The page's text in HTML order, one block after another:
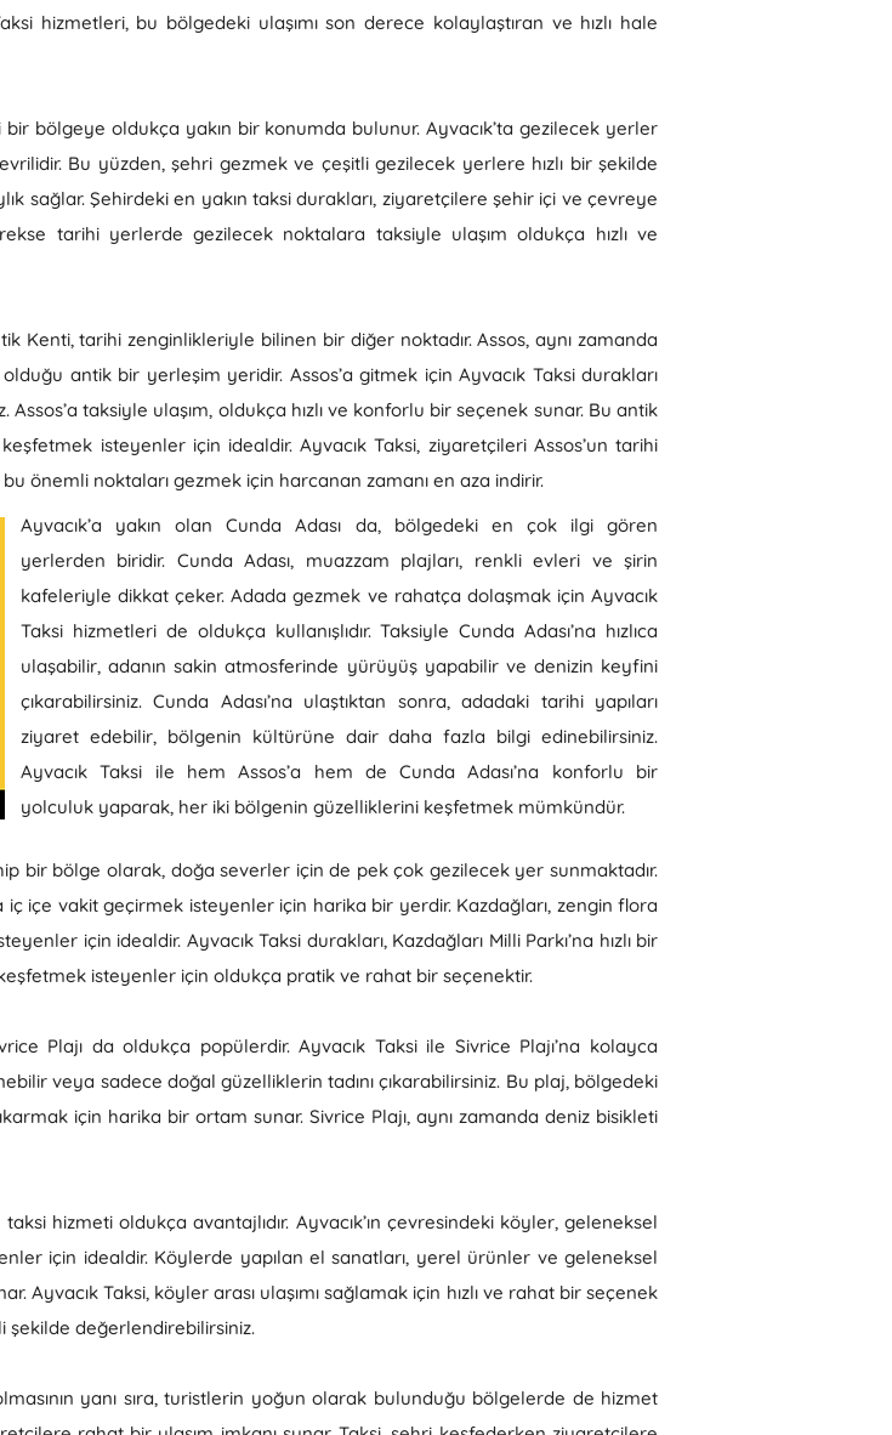
hizmetleri, bu bölgedeki ulaşımı son derece kolaylaştıran ve hızlı hale
bölgeye oldukça yakın bir konumda bulunur. Ayvacık’ta gezilecek yerler
Bu yüzden, şehri gezmek ve çeşitli gezilecek yerlere hızlı bir şekilde
sağlar. Şehirdeki en yakın taksi durakları, ziyaretçilere şehir içi ve çevreye
tarihi yerlerde gezilecek noktalara taksiyle ulaşım oldukça hızlı ve
Kenti, tarihi zenginlikleriyle bilinen bir diğer noktadır. Assos, aynı zamanda
antik bir yerleşim yeridir. Assos’a gitmek için Ayvacık Taksi durakları
taksiyle ulaşım, oldukça hızlı ve konforlu bir seçenek sunar. Bu antik
isteyenler için idealdir. Ayvacık Taksi, ziyaretçileri Assos’un tarihi
önemli noktaları gezmek için harcanan zamanı en aza indirir.
Ayvacık’a yakın olan Cunda Adası da, bölgedeki en çok ilgi gören
yerlerden biridir. Cunda Adası, muazzam plajları, renkli evleri ve şirin
kafeleriyle dikkat çeker. Adada gezmek ve rahatça dolaşmak için Ayvacık
Taksi hizmetleri de oldukça kullanışlıdır. Taksiyle Cunda Adası’na hızlıca
ulaşabilir, adanın sakin atmosferinde yürüyüş yapabilir ve denizin keyfini
çıkarabilirsiniz. Cunda Adası’na ulaştıktan sonra, adadaki tarihi yapıları
ziyaret edebilir, bölgenin kültürüne dair daha fazla bilgi edinebilirsiniz.
Ayvacık Taksi ile hem Assos’a hem de Cunda Adası’na konforlu bir
yolculuk yaparak, her iki bölgenin güzelliklerini keşfetmek mümkündür.
bir bölge olarak, doğa severler için de pek çok gezilecek yer sunmaktadır.
içe vakit geçirmek isteyenler için harika bir yerdir. Kazdağları, zengin flora
için idealdir. Ayvacık Taksi durakları, Kazdağları Milli Parkı’na hızlı bir
isteyenler için oldukça pratik ve rahat bir seçenektir.
Plajı da oldukça popülerdir. Ayvacık Taksi ile Sivrice Plajı’na kolayca
veya sadece doğal güzelliklerin tadını çıkarabilirsiniz. Bu plaj, bölgedeki
için harika bir ortam sunar. Sivrice Plajı, aynı zamanda deniz bisikleti
hizmeti oldukça avantajlıdır. Ayvacık’ın çevresindeki köyler, geleneksel
için idealdir. Köylerde yapılan el sanatları, yerel ürünler ve geleneksel
Ayvacık Taksi, köyler arası ulaşımı sağlamak için hızlı ve rahat bir seçenek
şekilde değerlendirebilirsiniz.
yanı sıra, turistlerin yoğun olarak bulunduğu bölgelerde de hizmet